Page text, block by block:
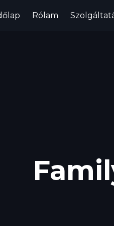
Rólam